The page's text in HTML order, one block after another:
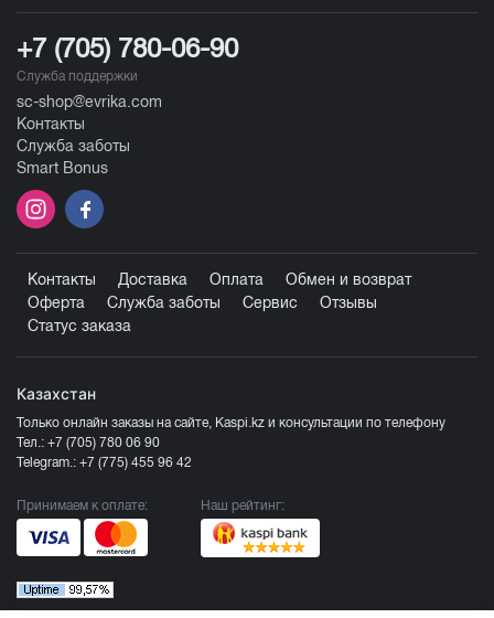
+7 (705) 780-06-90
Служба поддержки
sc-shop@evrika.com
Контакты
Служба заботы
Smart Bonus
Контакты Доставка Оплата
Обмен и возврат
Оферта
Служба заботы Сервис
Отзывы
Статус заказа
Казахстан
Только онлайн заказы на сайте, Kaspi.kz и консультации по телефону
Тел.: +7 (705) 780 06 90
Telegram.: +7 (775) 455 96 42
Принимаем к оплате: Наш рейтинг: